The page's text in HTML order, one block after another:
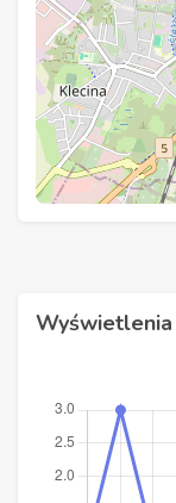
Wyświetlenia